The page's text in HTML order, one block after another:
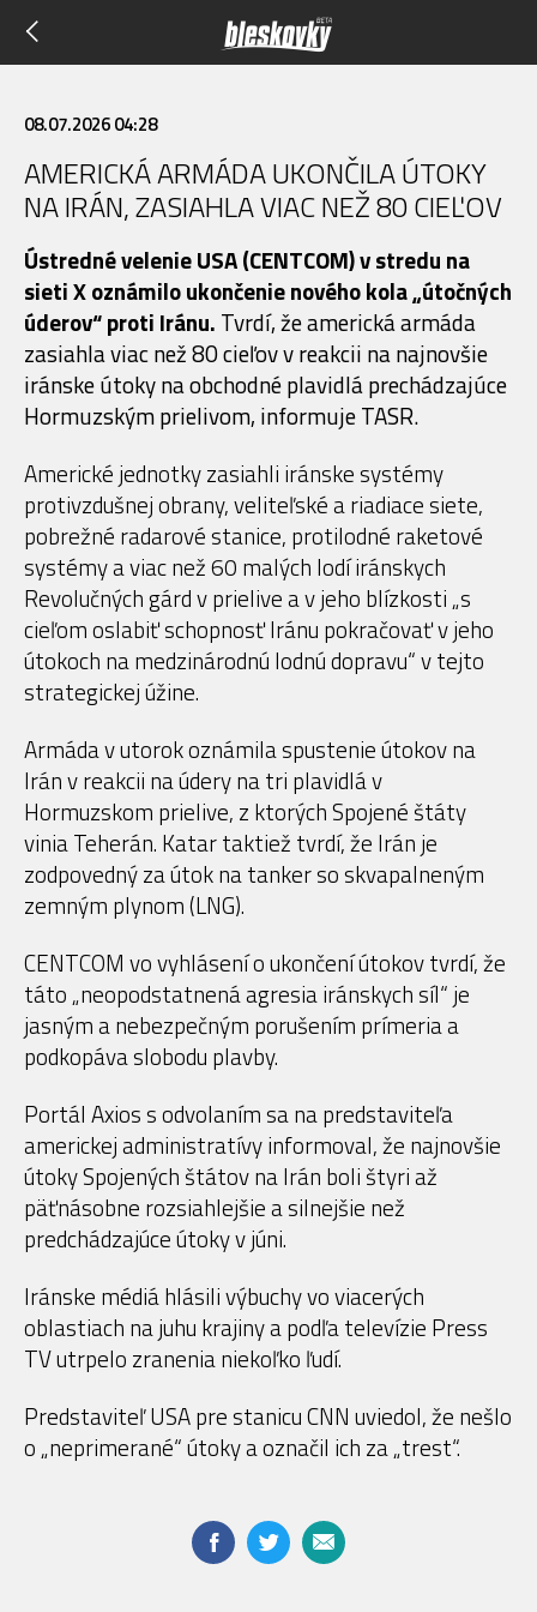
08.07.2026 04:28
AMERICKÁ ARMÁDA UKONČILA ÚTOKY
NA IRÁN, ZASIAHLA VIAC NEŽ 80 CIEĽOV
Ústredné velenie USA (CENTCOM) v stredu na
sieti X oznámilo ukončenie nového kola „útočných
úderov“ proti Iránu. Tvrdí, že americká armáda
zasiahla viac než 80 cieľov v reakcii na najnovšie
iránske útoky na obchodné plavidlá prechádzajúce
Hormuzským prielivom, informuje TASR.
Americké jednotky zasiahli iránske systémy
protivzdušnej obrany, veliteľské a riadiace siete,
pobrežné radarové stanice, protilodné raketové
systémy a viac než 60 malých lodí iránskych
Revolučných gárd v prielive a v jeho blízkosti „s
cieľom oslabiť schopnosť Iránu pokračovať v jeho
útokoch na medzinárodnú lodnú dopravu“ v tejto
strategickej úžine.
Armáda v utorok oznámila spustenie útokov na
Irán v reakcii na údery na tri plavidlá v
Hormuzskom prielive, z ktorých Spojené štáty
vinia Teherán. Katar taktiež tvrdí, že Irán je
zodpovedný za útok na tanker so skvapalneným
zemným plynom (LNG).
CENTCOM vo vyhlásení o ukončení útokov tvrdí, že
táto „neopodstatnená agresia iránskych síl“ je
jasným a nebezpečným porušením prímeria a
podkopáva slobodu plavby.
Portál Axios s odvolaním sa na predstaviteľa
americkej administratívy informoval, že najnovšie
útoky Spojených štátov na Irán boli štyri až
päťnásobne rozsiahlejšie a silnejšie než
predchádzajúce útoky v júni.
Iránske médiá hlásili výbuchy vo viacerých
oblastiach na juhu krajiny a podľa televízie Press
TV utrpelo zranenia niekoľko ľudí.
Predstaviteľ USA pre stanicu CNN uviedol, že nešlo
o „neprimerané“ útoky a označil ich za „trest“.